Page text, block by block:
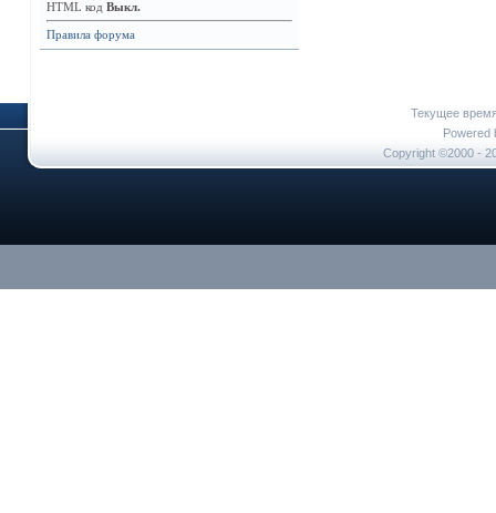
HTML код Выкл.
Правила форума
Текущее
Powered
Copyright ©2000 -